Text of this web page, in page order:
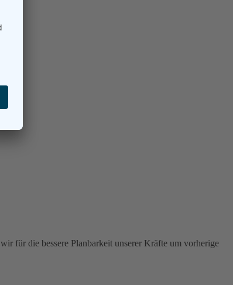
für die bessere Planbarkeit unserer Kräfte um vorherige